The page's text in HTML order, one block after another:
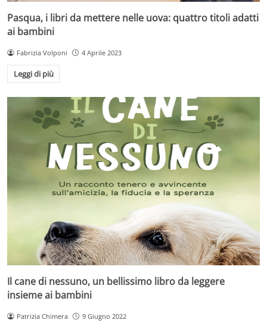
Pasqua, i libri da mettere nelle uova: quattro titoli adatti
ai bambini
Fabrizia Volponi 4 Aprile 2023
Leggi di più
Il cane di nessuno, un bellissimo libro da leggere
insieme ai bambini
Patrizia Chimera 9 Giugno 2022